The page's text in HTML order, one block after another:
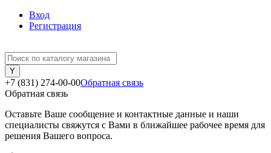
Вход
Регистрация
+7 (831) 274-00-00Обратная связь
Обратная связь
Оставьте Ваше сообщение и контактные данные и наши
специалисты свяжутся с Вами в ближайшее рабочее время для
решения Вашего вопроса.